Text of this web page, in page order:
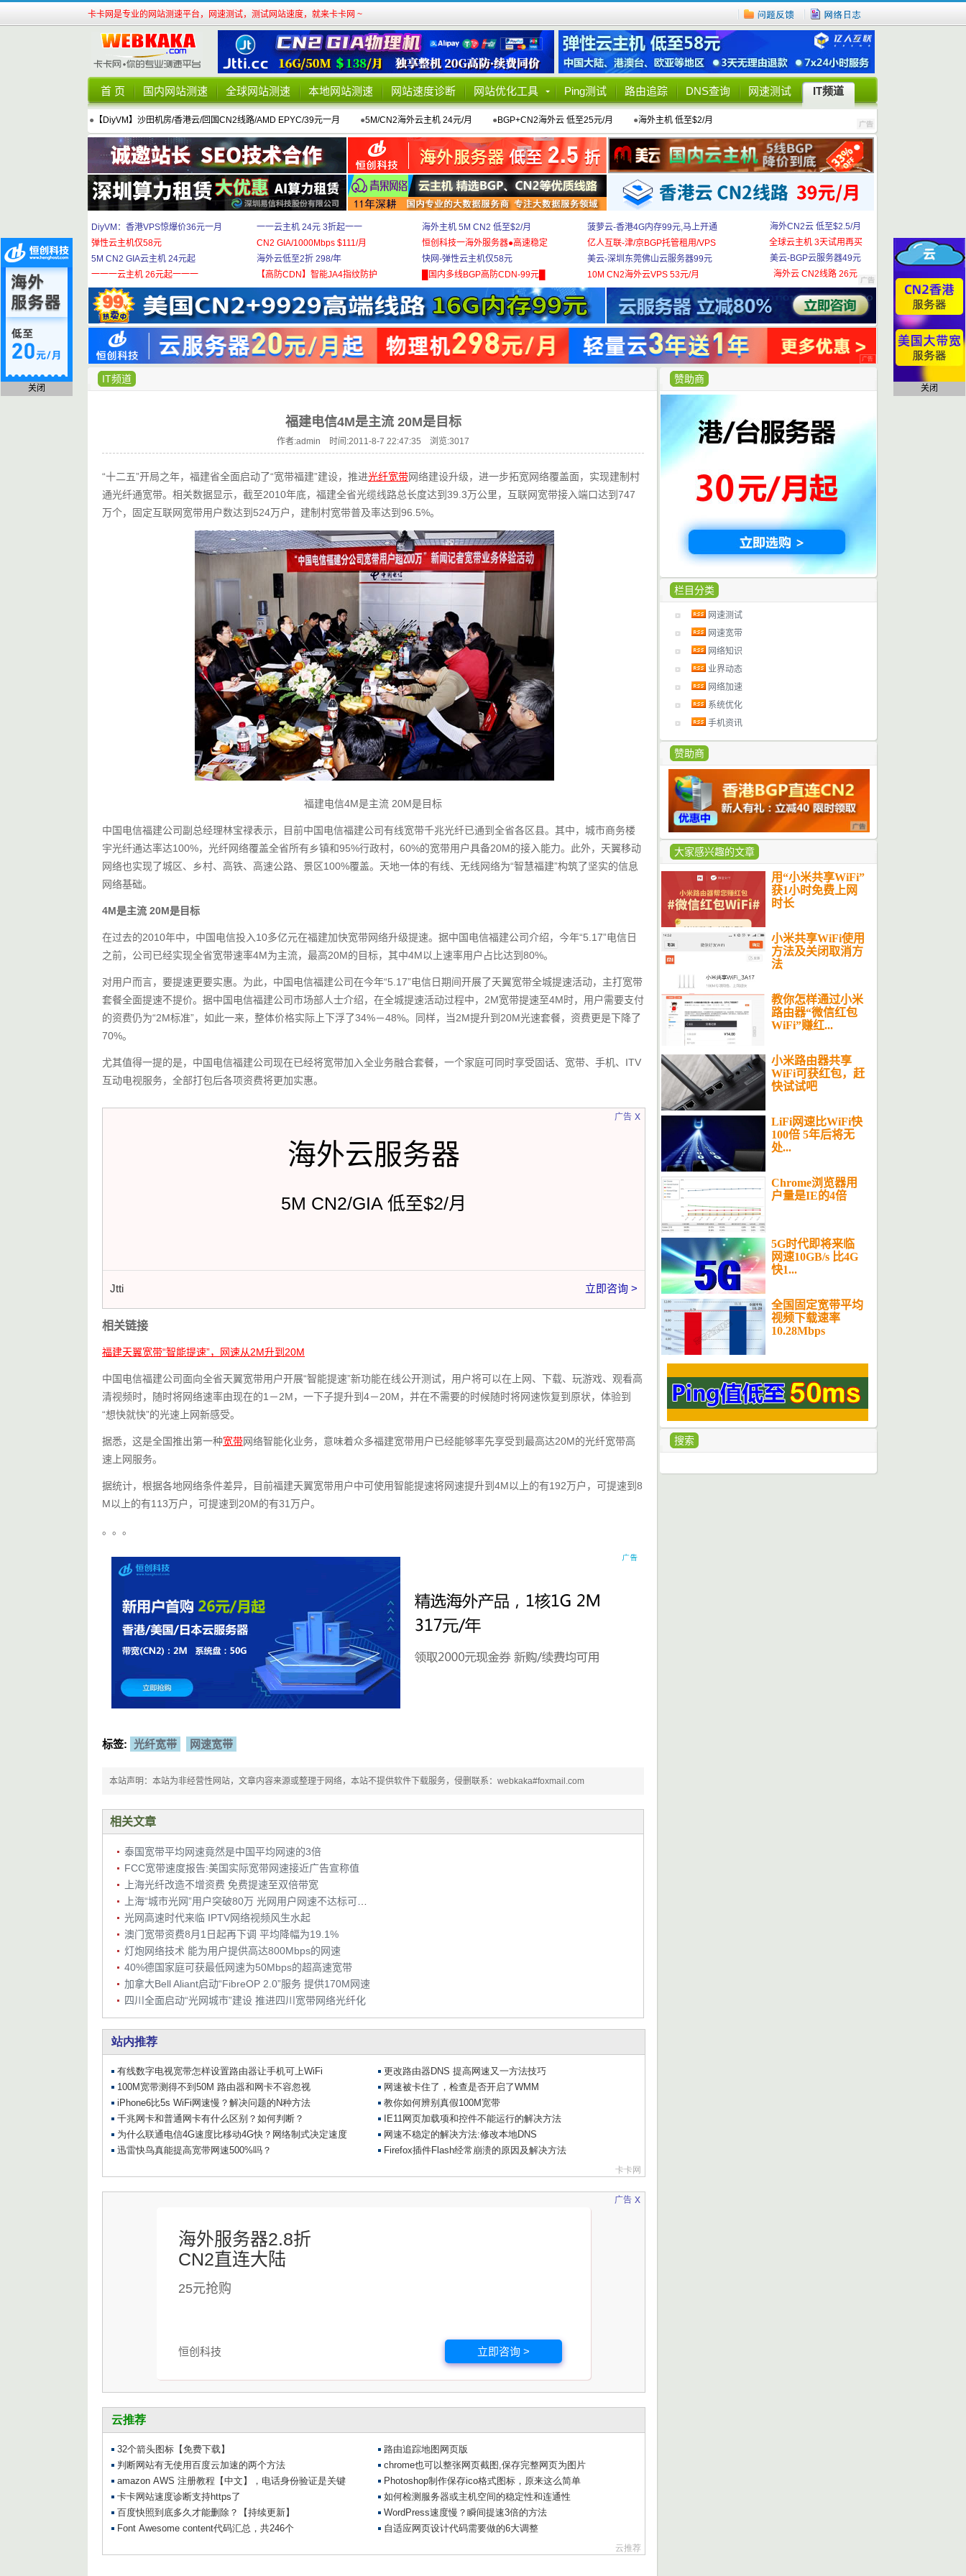
卡卡网是专业的网站测速平台，网速测试，测试网站速度，就来卡卡网 ~
首 页 国内网站测速 全球网站测速 本地网站测速 网站速度诊断 网站优化工具 Ping测试 路由追踪 DNS查询 网速测试 IT频道
● 【DiyVM】沙田机房/香港云/回国CN2线路/AMD EPYC/39元一月 ●5M/CN2海外云主机 24元/月 ●BGP+CN2海外云 低至25元/月 ●海外主机 低至$2/月
DiyVM：香港VPS惊爆价36元一月
弹性云主机仅58元
5M CN2 GIA云主机 24元起
一一一云主机 26元起一一一
一一云主机 24元 3折起一一
CN2 GIA/1000Mbps $111/月
海外云低至2折 298/年
【高防CDN】智能JA4指纹防护
海外主机 5M CN2 低至$2/月
恒创科技一海外服务器●高速稳定
快网-弹性云主机仅58元
█国内多线BGP高防CDN-99元█
菠萝云-香港4G内存99元,马上开通
亿人互联-津/京BGP托管租用/VPS
美云-深圳东莞佛山云服务器99元
10M CN2海外云VPS 53元/月
海外CN2云 低至$2.5/月
全球云主机 3天试用再买
美云-BGP云服务器49元
海外云 CN2线路 26元
赞助商
栏目分类
网速测试
网速宽带
网络知识
业界动态
网络加速
系统优化
手机资讯
赞助商
大家感兴趣的文章
用“小米共享WiFi”
获1小时免费上网
时长
小米共享WiFi使用
方法及关闭取消方
法
教你怎样通过小米
路由器“微信红包
WiFi”赚红...
小米路由器共享
WiFi可获红包，赶
快试试吧
LiFi网速比WiFi快
100倍 5年后将无
处...
Chrome浏览器用
户量是IE的4倍
5G时代即将来临
网速10GB/s 比4G
快1...
全国固定宽带平均
视频下载速率
10.28Mbps
搜索
IT频道
福建电信4M是主流 20M是目标
作者:admin 时间:2011-8-7 22:47:35 浏览:3017
“十二五”开局之年，福建省全面启动了“宽带福建”建设，推进光纤宽带网络建设升级，进一步拓宽网络覆盖面，实现建制村
通光纤通宽带。相关数据显示，截至2010年底，福建全省光缆线路总长度达到39.3万公里，互联网宽带接入端口达到747
万个，固定互联网宽带用户数达到524万户，建制村宽带普及率达到96.5%。
福建电信4M是主流 20M是目标
中国电信福建公司副总经理林宝禄表示，目前中国电信福建公司有线宽带千兆光纤已通到全省各区县。其中，城市商务楼
宇光纤通达率达100%，光纤网络覆盖全省所有乡镇和95%行政村，60%的宽带用户具备20M的接入能力。此外，天翼移动
网络也实现了城区、乡村、高铁、高速公路、景区100%覆盖。天地一体的有线、无线网络为“智慧福建”构筑了坚实的信息
网络基础。
4M是主流 20M是目标
在过去的2010年中，中国电信投入10多亿元在福建加快宽带网络升级提速。据中国电信福建公司介绍，今年“5.17”电信日
之前，公司已经实现全省宽带速率4M为主流，最高20M的目标，其中4M以上速率用户占比达到80%。
对用户而言，要提速更要实惠。为此，中国电信福建公司在今年“5.17”电信日期间开展了天翼宽带全城提速活动，主打宽带
套餐全面提速不提价。据中国电信福建公司市场部人士介绍，在全城提速活动过程中，2M宽带提速至4M时，用户需要支付
的资费仍为“2M标准”，如此一来，整体价格实际上下浮了34%－48%。同样，当2M提升到20M光速套餐，资费更是下降了
70%。
尤其值得一提的是，中国电信福建公司现在已经将宽带加入全业务融合套餐，一个家庭可同时享受固话、宽带、手机、ITV
互动电视服务，全部打包后各项资费将更加实惠。
广告
海外云服务器
5M CN2/GIA 低至$2/月
Jtti 立即咨询 >
x
相关链接
福建天翼宽带“智能提速”，网速从2M升到20M
中国电信福建公司面向全省天翼宽带用户开展“智能提速”新功能在线公开测试，用户将可以在上网、下载、玩游戏、观看高
清视频时，随时将网络速率由现在的1－2M，一下子提升到4－20M，并在不需要的时候随时将网速恢复到原状，体验到
“想快就快”的光速上网新感受。
据悉，这是全国推出第一种宽带网络智能化业务，意味着众多福建宽带用户已经能够率先享受到最高达20M的光纤宽带高
速上网服务。
据统计，根据各地网络条件差异，目前福建天翼宽带用户中可使用智能提速将网速提升到4M以上的有192万户，可提速到8
M以上的有113万户，可提速到20M的有31万户。
。。。
标签: 光纤宽带 网速宽带
本站声明：本站为非经营性网站，文章内容来源或整理于网络，本站不提供软件下载服务，侵删联系：webkaka#foxmail.com
相关文章
泰国宽带平均网速竟然是中国平均网速的3倍
FCC宽带速度报告:美国实际宽带网速接近广告宣称值
上海光纤改造不增资费 免费提速至双倍带宽
光网高速时代来临 IPTV网络视频风生水起
澳门宽带资费8月1日起再下调 平均降幅为19.1%
灯炮网络技术 能为用户提供高达800Mbps的网速
40%德国家庭可获最低网速为50Mbps的超高速宽带
加拿大Bell Aliant启动“FibreOP 2.0”服务 提供170M网速
四川全面启动“光网城市”建设 推进四川宽带网络光纤化
广告
海外服务器2.8折
CN2直连大陆
25元抢购
恒创科技 立即咨询 >
x
关闭 关闭